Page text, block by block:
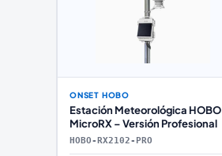
ONSET HOBO
Estación Meteorológica HOBO
MicroRX – Versión Profesional
HOBO-RX2102-PRO